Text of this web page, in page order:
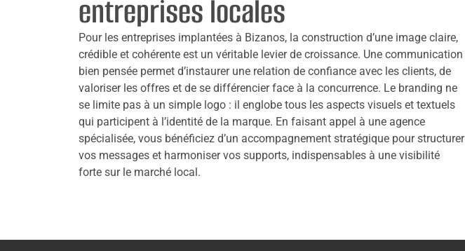
entreprises locales
Pour les entreprises implantées à Bizanos, la construction d’une image claire,
crédible et cohérente est un véritable levier de croissance. Une communication
bien pensée permet d’instaurer une relation de confiance avec les clients, de
valoriser les offres et de se différencier face à la concurrence. Le branding ne
se limite pas à un simple logo : il englobe tous les aspects visuels et textuels
qui participent à l’identité de la marque. En faisant appel à une agence
spécialisée, vous bénéficiez d’un accompagnement stratégique pour structurer
vos messages et harmoniser vos supports, indispensables à une visibilité
forte sur le marché local.